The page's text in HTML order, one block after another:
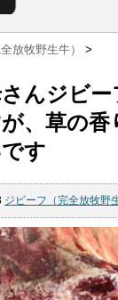
放牧野生牛） >
んジビ
、草の香
す
ジビーフ（完全放牧野